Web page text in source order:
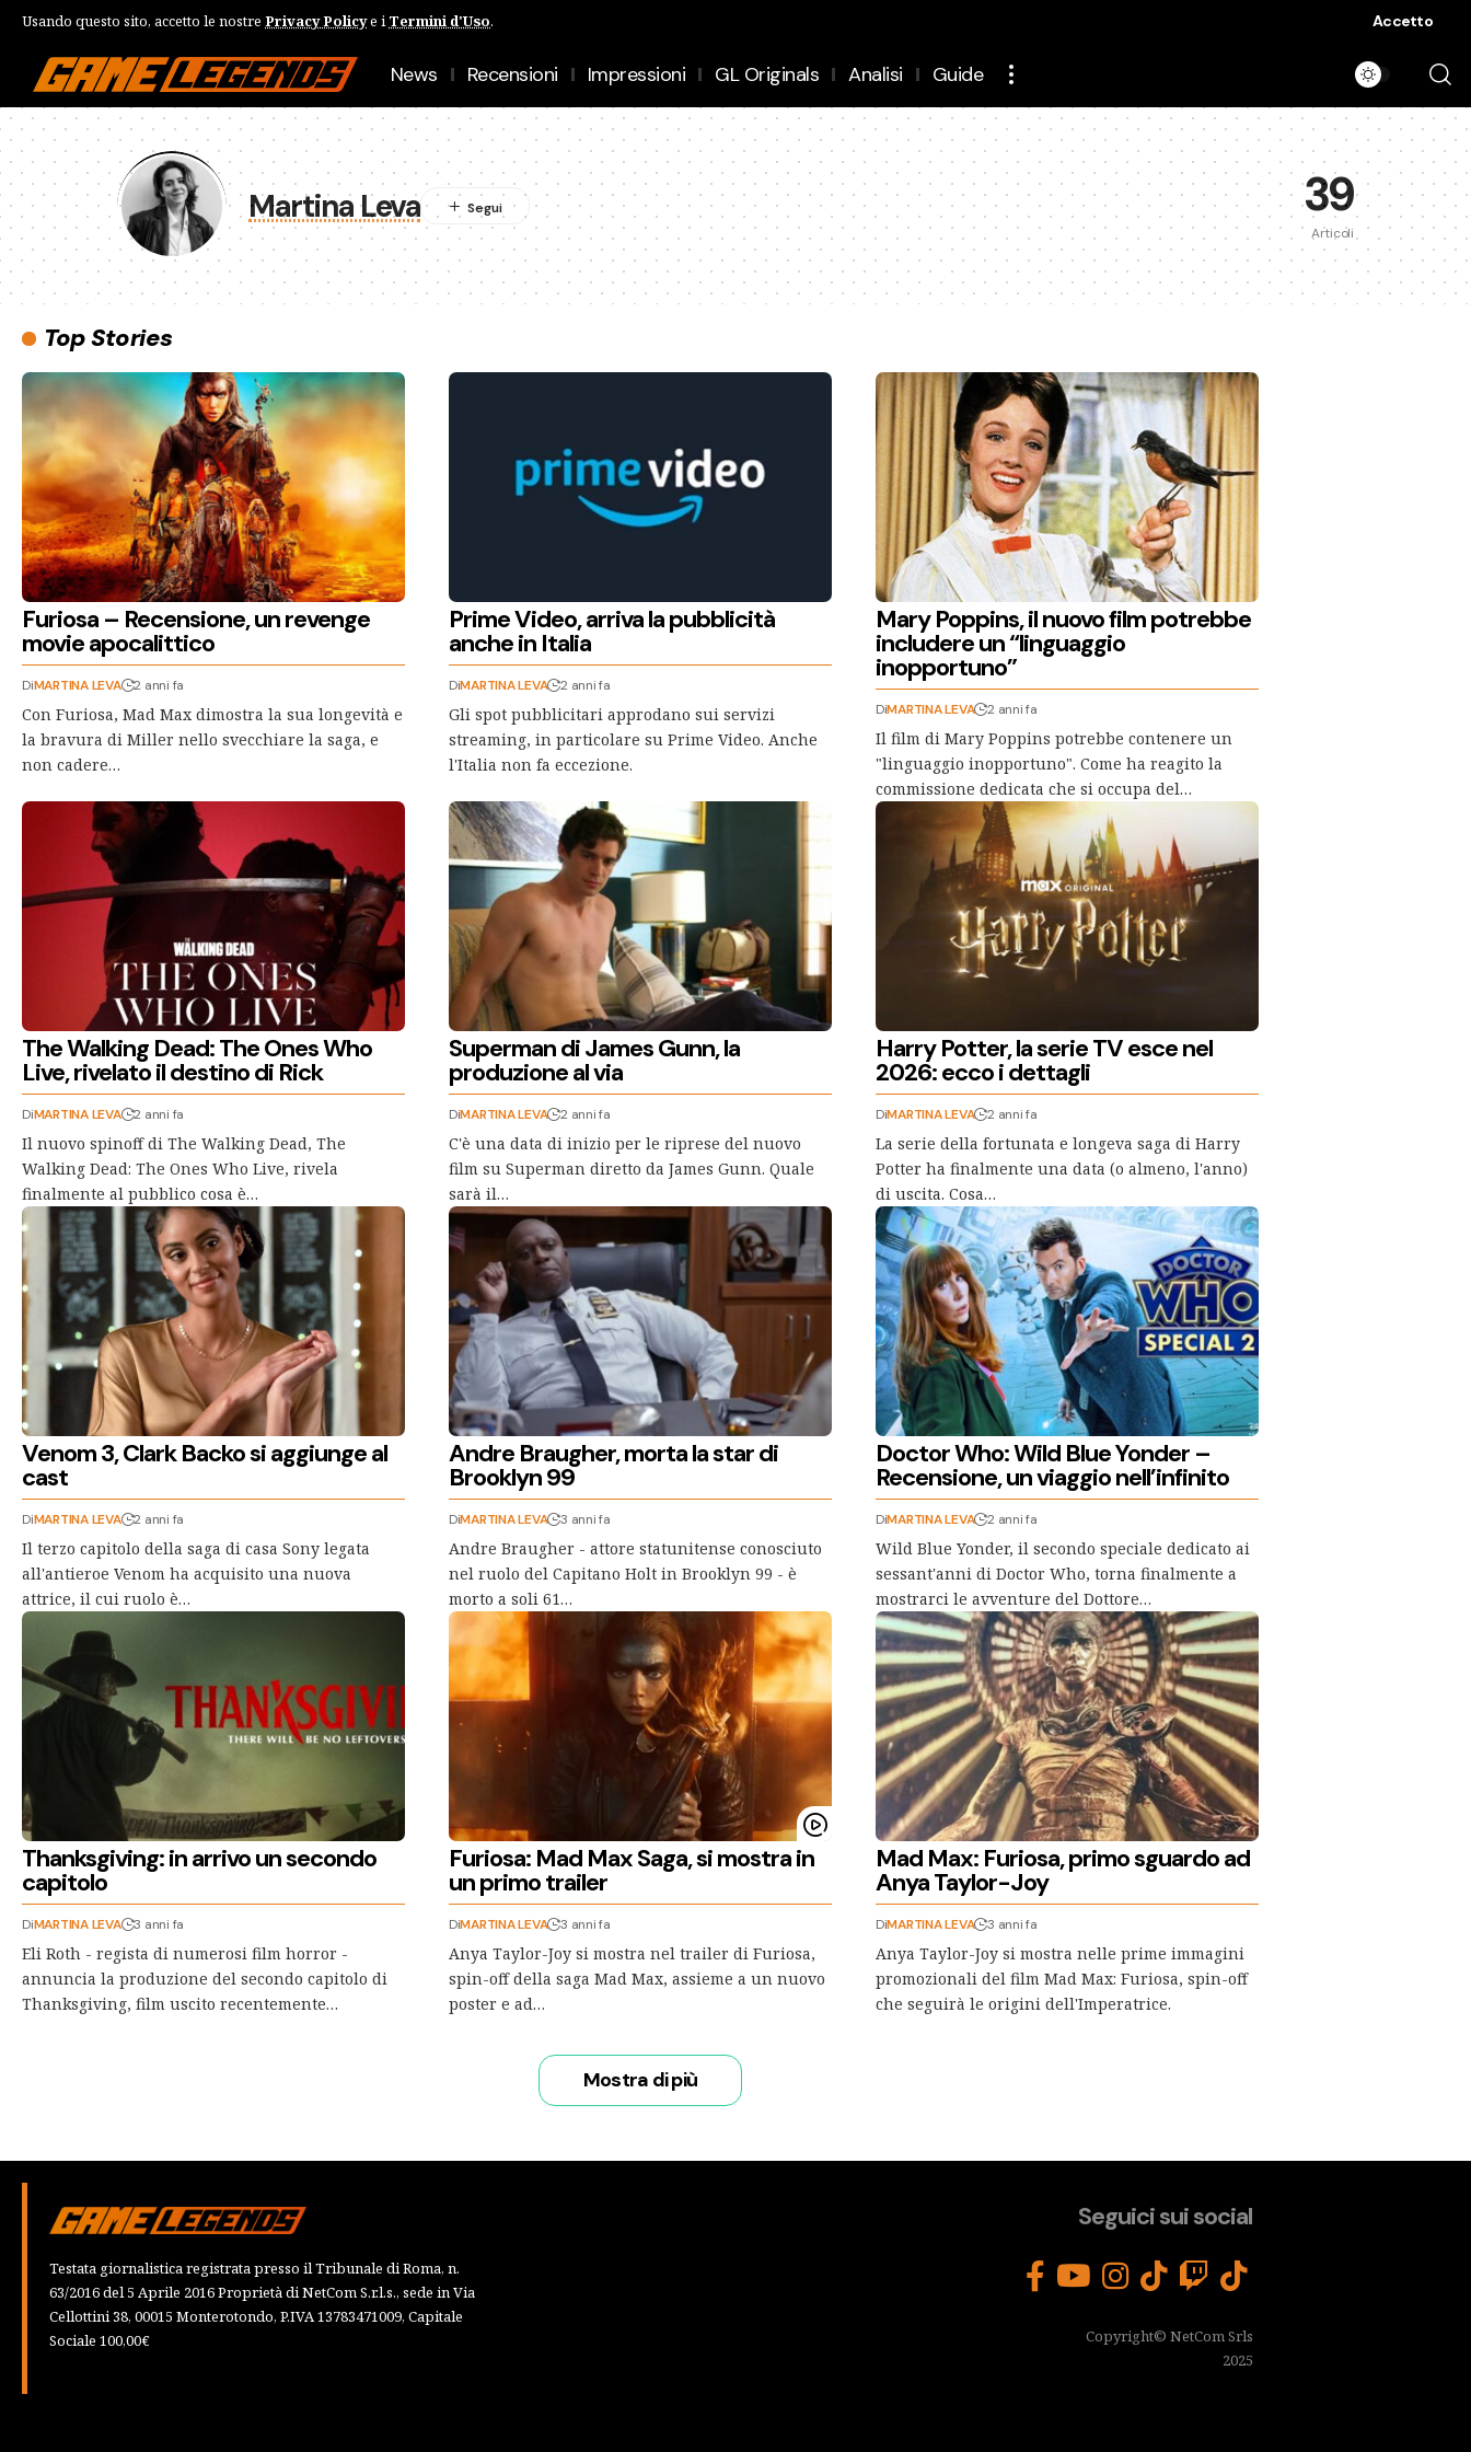
Usando questo sito, accetto le nostre Privacy Policye i Termini d'Uso. Accetto
News Recensioni Impressioni GL Originals Analisi Guide
Martina Leva 39
Articoli
Top Stories
Furiosa – Recensione, un revenge
movie apocalittico
DiMARTINA LEVA 2 anni fa
Con Furiosa, Mad Max dimostra la sua longevità e
la bravura di Miller nello svecchiare la saga, e
non cadere…
Prime Video, arriva la pubblicità
anche in Italia
DiMARTINA LEVA 2 anni fa
Gli spot pubblicitari approdano sui servizi
streaming, in particolare su Prime Video. Anche
l'Italia non fa eccezione.
Mary Poppins, il nuovo film potrebbe
includere un “linguaggio
inopportuno”
DiMARTINA LEVA 2 anni fa
Il film di Mary Poppins potrebbe contenere un
"linguaggio inopportuno". Come ha reagito la
commissione dedicata che si occupa del…
The Walking Dead: The Ones Who
Live, rivelato il destino di Rick
DiMARTINA LEVA 2 anni fa
Il nuovo spinoff di The Walking Dead, The
Walking Dead: The Ones Who Live, rivela
finalmente al pubblico cosa è…
Superman di James Gunn, la
produzione al via
DiMARTINA LEVA 2 anni fa
C'è una data di inizio per le riprese del nuovo
film su Superman diretto da James Gunn. Quale
sarà il…
Harry Potter, la serie TV esce nel
2026: ecco i dettagli
DiMARTINA LEVA 2 anni fa
La serie della fortunata e longeva saga di Harry
Potter ha finalmente una data (o almeno, l'anno)
di uscita. Cosa…
Venom 3, Clark Backo si aggiunge al
cast
DiMARTINA LEVA 2 anni fa
Il terzo capitolo della saga di casa Sony legata
all'antieroe Venom ha acquisito una nuova
attrice, il cui ruolo è…
Andre Braugher, morta la star di
Brooklyn 99
DiMARTINA LEVA 3 anni fa
Andre Braugher - attore statunitense conosciuto
nel ruolo del Capitano Holt in Brooklyn 99 - è
morto a soli 61…
Doctor Who: Wild Blue Yonder –
Recensione, un viaggio nell’infinito
DiMARTINA LEVA 2 anni fa
Wild Blue Yonder, il secondo speciale dedicato ai
sessant'anni di Doctor Who, torna finalmente a
mostrarci le avventure del Dottore…
Thanksgiving: in arrivo un secondo
capitolo
DiMARTINA LEVA 3 anni fa
Eli Roth - regista di numerosi film horror -
annuncia la produzione del secondo capitolo di
Thanksgiving, film uscito recentemente…
Furiosa: Mad Max Saga, si mostra in
un primo trailer
DiMARTINA LEVA 3 anni fa
Anya Taylor-Joy si mostra nel trailer di Furiosa,
spin-off della saga Mad Max, assieme a un nuovo
poster e ad…
Mad Max: Furiosa, primo sguardo ad
Anya Taylor-Joy
DiMARTINA LEVA 3 anni fa
Anya Taylor-Joy si mostra nelle prime immagini
promozionali del film Mad Max: Furiosa, spin-off
che seguirà le origini dell'Imperatrice.
Mostra di più
Testata giornalistica registrata presso il Tribunale di Roma, n.
63/2016 del 5 Aprile 2016 Proprietà di NetCom S.r.l.s., sede in Via
Cellottini 38, 00015 Monterotondo, P.IVA 13783471009, Capitale
Sociale 100,00€
Seguici sui social
Copyright© NetCom Srls
2025